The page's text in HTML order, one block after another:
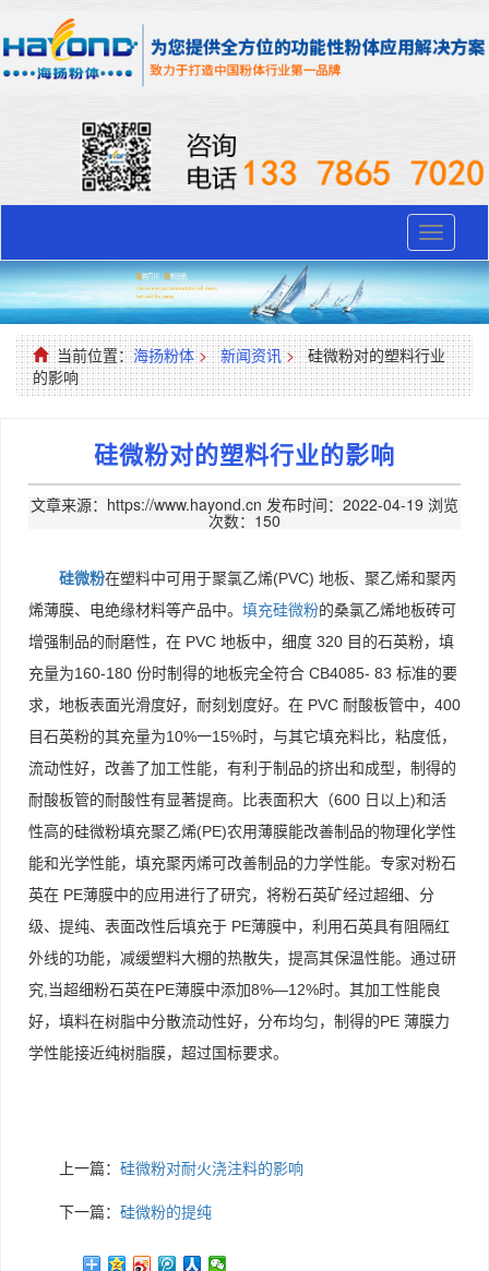
Toggle
当前位置：海扬粉体 > 新闻资讯 > 硅微粉对的塑料行业
的影响
硅微粉对的塑料行业的影响
文章来源：https://www.hayond.cn 发布时间：2022-04-19 浏览
次数：150
硅微粉在塑料中可用于聚氯乙烯(PVC) 地板、聚乙烯和聚丙
烯薄膜、电绝缘材料等产品中。 填充硅微粉的桑氯乙烯地板砖可
增强制品的耐磨性，在 PVC 地板中，细度 320 目的石英粉，填
充量为160-180 份时制得的地板完全符合 CB4085- 83 标准的要
求，地板表面光滑度好，耐刻划度好。在 PVC 耐酸板管中，400
目石英粉的其充量为10%一15%时，与其它填充料比，粘度低，
流动性好，改善了加工性能，有利于制品的挤出和成型，制得的
耐酸板管的耐酸性有显著提商。比表面积大（600 日以上)和活
性高的硅微粉填充聚乙烯(PE)农用薄膜能改善制品的物理化学性
能和光学性能，填充聚丙烯可改善制品的力学性能。专家对粉石
英在 PE薄膜中的应用进行了研究，将粉石英矿经过超细、分
级、提纯、表面改性后填充于 PE薄膜中，利用石英具有阻隔红
外线的功能，减缓塑料大棚的热散失，提高其保温性能。通过研
究,当超细粉石英在PE薄膜中添加8%—12%时。其加工性能良
好，填料在树脂中分散流动性好，分布均匀，制得的PE 薄膜力
学性能接近纯树脂膜，超过国标要求。
上一篇： 硅微粉对耐火浇注料的影响
下一篇： 硅微粉的提纯